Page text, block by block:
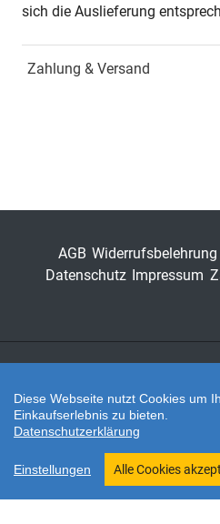
Fachdisziplin
Fachbereich
sich die Auslieferung
Zahlung & Versand
AGB Widerrufsbelehrung
Datenschutz Impressum
Twitter
Shop erstellt
Diese Webseite nutzt Cookies um
Einkaufserlebnis zu bieten.
Datenschutzerklärung
Einstellungen Alle Cookies